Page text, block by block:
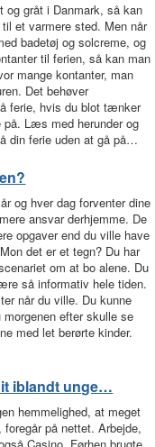
og gråt i Danmark, så kan
et varmere sted. Men når
badetøj og solcreme, og
til ferien, så kan man
mange kontanter, man
Det behøver
ferie, hvis du blot tænker
på. Læs med herunder og
din ferie uden at gå på…
og hver dag forventer dine
ansvar derhjemme. De
opgaver end du ville have
det er et tegn? Du har
om at bo alene. Du
så informativ hele tiden.
når du ville. Du kunne
efter skulle se
med let berørte kinder.
iblandt unge…
hemmelighed, at meget
på nettet. Arbejde,